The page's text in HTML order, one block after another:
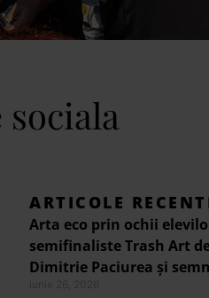
ARTICOLE
Arta eco prin ochii
semifinaliste Trash Art
Dimitrie Paciurea și